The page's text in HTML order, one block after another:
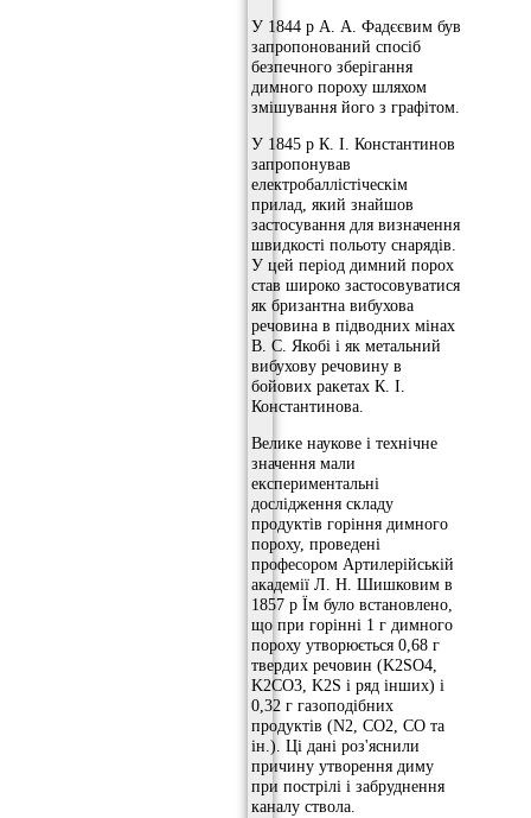
У 1844 р А. А. Фадєєвим був
запропонований спосіб
безпечного зберігання
димного пороху шляхом
змішування його з графітом.
У 1845 р К. І. Константинов
запропонував
електробаллістіческім
прилад, який знайшов
застосування для визначення
швидкості польоту снарядів.
У цей період димний порох
став широко застосовуватися
як бризантна вибухова
речовина в підводних мінах
В. С. Якобі і як метальний
вибухову речовину в
бойових ракетах К. І.
Константинова.
Велике наукове і технічне
значення мали
експериментальні
дослідження складу
продуктів горіння димного
пороху, проведені
професором Артилерійській
академії Л. Н. Шишковим в
1857 р Їм було встановлено,
що при горінні 1 г димного
пороху утворюється 0,68 г
твердих речовин (K2SO4,
K2CO3, K2S і ряд інших) і
0,32 г газоподібних
продуктів (N2, CO2, CO та
ін.). Ці дані роз'яснили
причину утворення диму
при пострілі і забруднення
каналу ствола.